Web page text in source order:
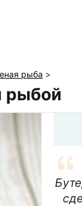
рыба >
рыбой